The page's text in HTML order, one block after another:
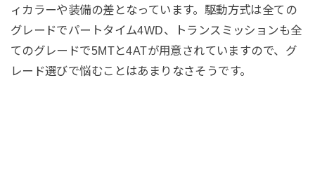
ィカラーや装備の差となっています。駆動方式は全ての
グレードでパートタイム4WD、トランスミッションも全
てのグレードで5MTと4ATが用意されていますので、グ
レード選びで悩むことはあまりなさそうです。